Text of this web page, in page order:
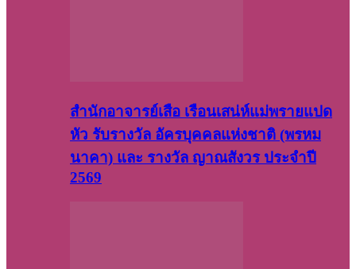
สำนักอาจารย์เสือ เรือนเสน่ห์แม่พรายแปด
หัว รับรางวัล อัครบุคคลแห่งชาติ (พรหม
นาคา) และ รางวัล ญาณสังวร ประจำปี
2569